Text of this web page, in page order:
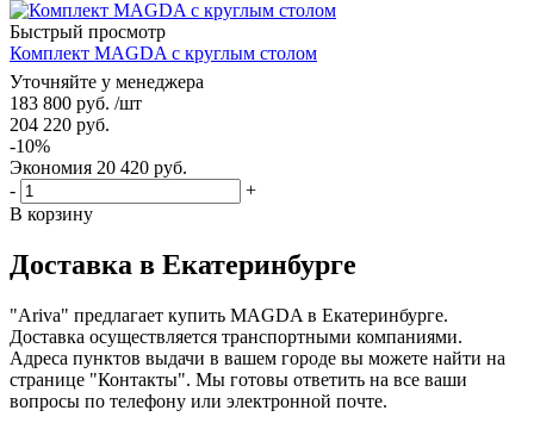
Быстрый просмотр
Комплект MAGDA с круглым столом
Уточняйте у менеджера
183 800 руб. /шт
204 220 руб.
-10%
Экономия 20 420 руб.
-
+
В корзину
Доставка в Екатеринбурге
"Ariva" предлагает купить MAGDA в Екатеринбурге.
Доставка осуществляется транспортными компаниями.
Адреса пунктов выдачи в вашем городе вы можете найти на
странице "Контакты". Мы готовы ответить на все ваши
вопросы по телефону или электронной почте.